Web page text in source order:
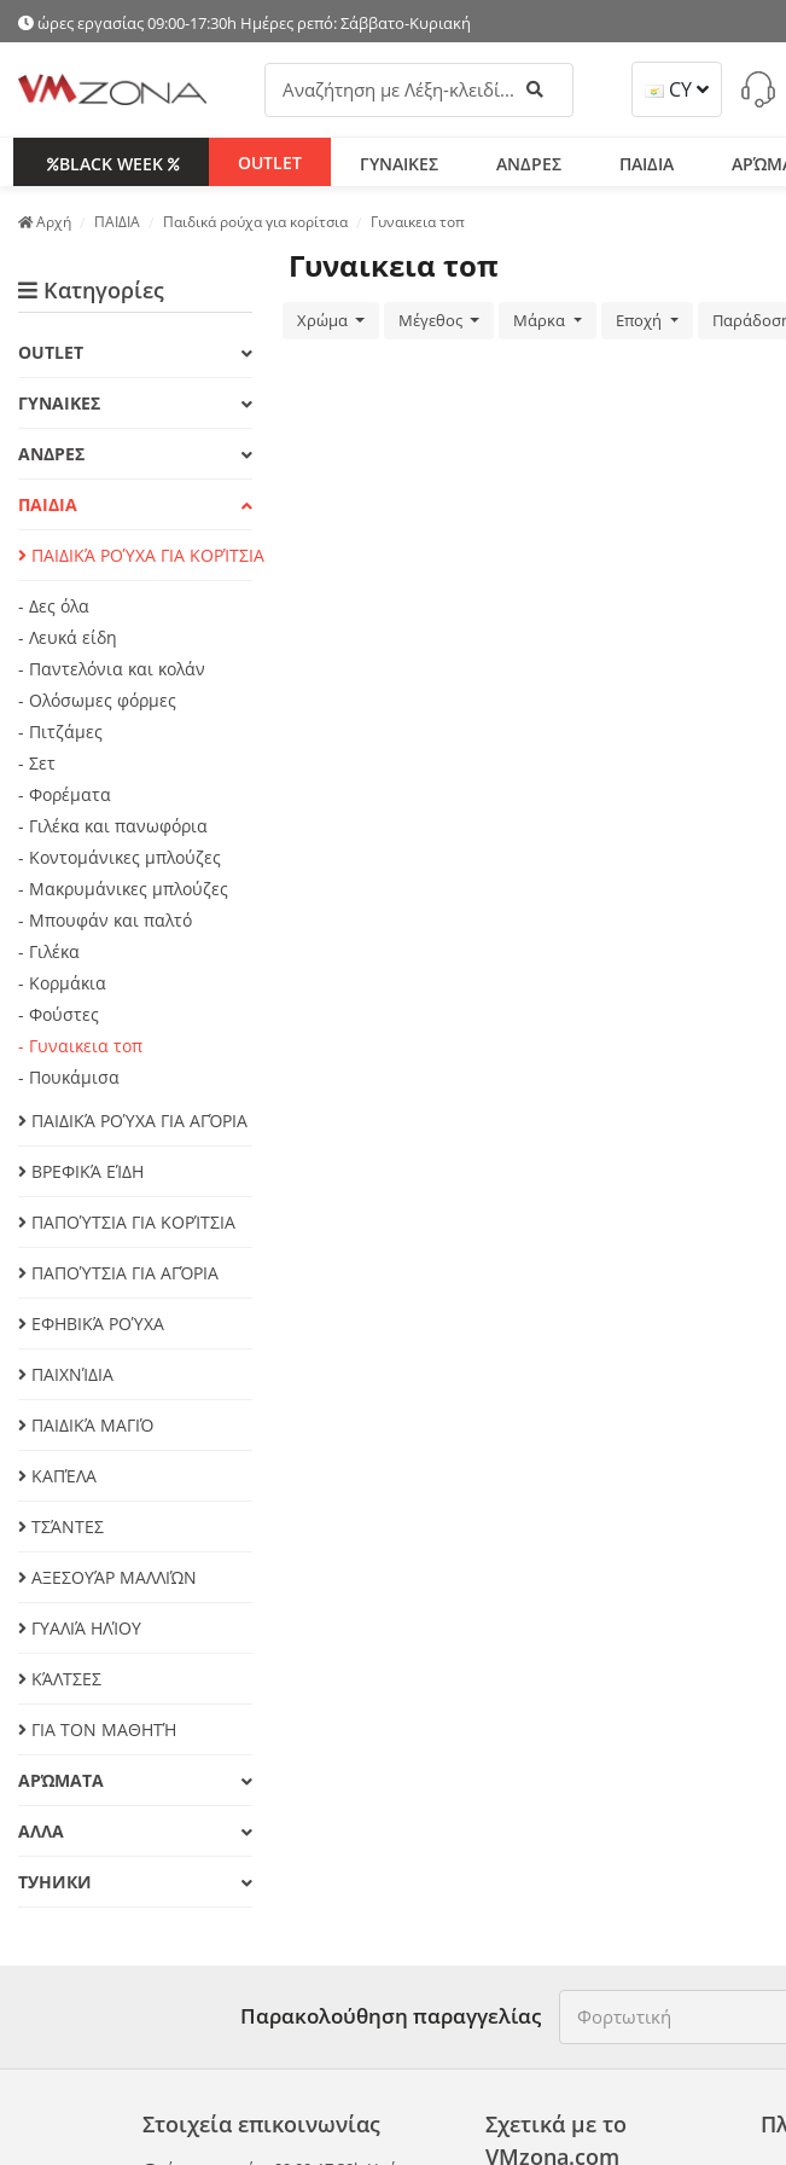
ώρες εργασίας 09:00-17:30h Ημέρες ρεπό: Σάββατο-Κυριακή
Αναζήτηση CY
BLACK WEEK OUTLET ΓΥΝΑΙΚΕΣ ΑΝΔΡΕΣ ΠΑΙΔΙΑ
Аρχή ΠΑΙΔΙΑ Παιδικά ρούχα για κορίτσια Γυναικεια τοπ
Κατηγορίες
OUTLET
ΓΥΝΑΙΚΕΣ
ΑΝΔΡΕΣ
ΠΑΙΔΙΑ
ΠΑΙΔΙΚΆ ΡΟΎΧΑ ΓΙΑ ΚΟΡΊΤΣΙΑ
- Δες όλα
- Λευκά είδη
- Παντελόνια και κολάν
- Ολόσωμες φόρμες
- Πιτζάμες
- Σετ
- Φορέματα
- Γιλέκα και πανωφόρια
- Κοντομάνικες μπλούζες
- Μακρυμάνικες μπλούζες
- Μπουφάν και παλτό
- Γιλέκα
- Κορμάκια
- Φούστες
- Γυναικεια τοπ
- Πουκάμισα
ΠΑΙΔΙΚΆ ΡΟΎΧΑ ΓΙΑ ΑΓΌΡΙΑ
ΒΡΕΦΙΚΆ ΕΊΔΗ
ΠΑΠΟΎΤΣΙΑ ΓΙΑ ΚΟΡΊΤΣΙΑ
ΠΑΠΟΎΤΣΙΑ ΓΙΑ ΑΓΌΡΙΑ
ΕΦΗΒΙΚΆ ΡΟΎΧΑ
ΠΑΙΧΝΊΔΙΑ
ΠΑΙΔΙΚΆ ΜΑΓΙΌ
ΚΑΠΈΛΑ
ΤΣΆΝΤΕΣ
ΑΞΕΣΟΥΆΡ ΜΑΛΛΙΏΝ
ΓΥΑΛΙΆ ΗΛΊΟΥ
ΚΆΛΤΣΕΣ
ΓΙΑ ΤΟΝ ΜΑΘΗΤΉ
ΑΡΏΜΑΤΑ
ΑΛΛΑ
ТУНИКИ
Γυναικεια τοπ
Χρώμα Μέγεθος Μάρκα Εποχή
Παρακολούθηση παραγγελίας
Στοιχεία επικοινωνίας
Σχετικά με το
VMzona.com